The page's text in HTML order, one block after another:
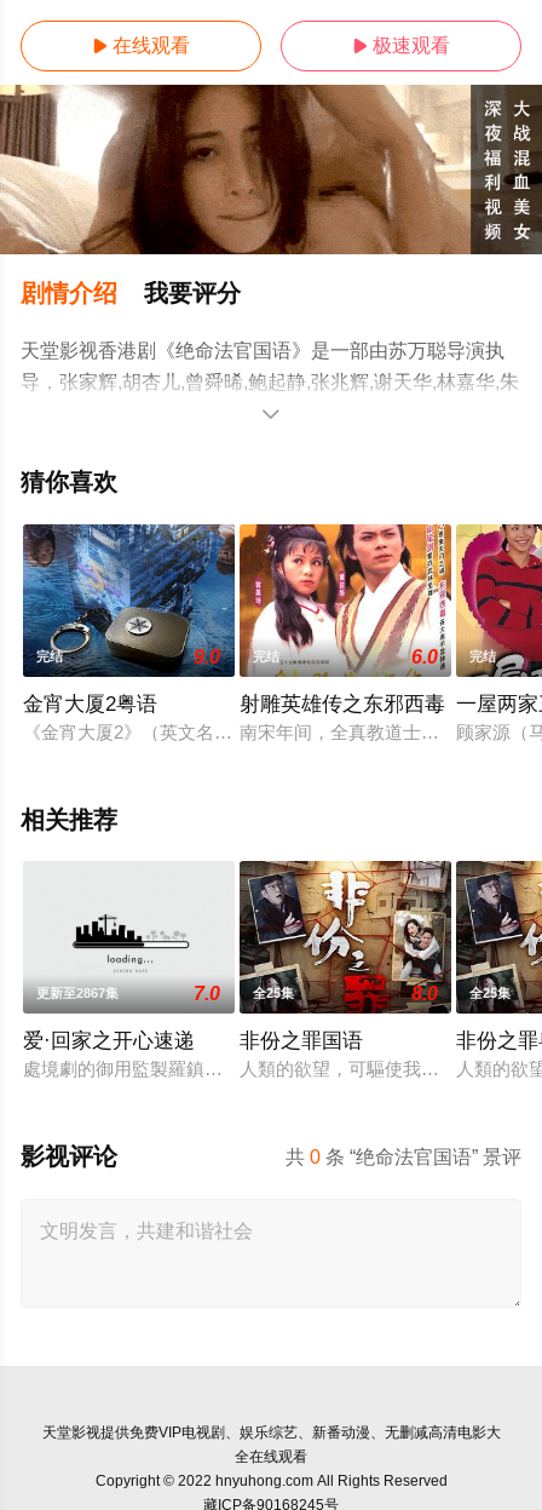
 在线观看  极速观看
剧情介绍 我要评分
天堂影视香港剧《绝命法官国语》是一部由苏万聪导演执
导，张家辉,胡杏儿,曾舜晞,鲍起静,张兆辉,谢天华,林嘉华,朱
栢康,谷祖琳,张国强,蔡思韵,韦罗莎,曾向镇,黄智雯,许绍雄,
局剧情已揭晓（1-20全集），手机免费观看高清未删减完
豆瓣电视剧、电视猫或剧情网等平台了解。

猜你喜欢
完结 9.0
金宵大厦2粤语
《金宵大厦2》（英文名：Barrack O'Karma 2）是香港电视广
完结 6.0
射雕英雄传之东邪西毒
南宋年间，全真教道士丘处机与江南
完结
一屋两
顾家源（
相关推荐
更新至2867集 7.0
爱·回家之开心速递
處境劇的御用監製羅鎮岳已經準備開拍新一套處境劇，暫定叫
全25集 8.0
非份之罪国语
人類的欲望，可驅使我們超越自我，
全25集
非份之
人類的欲
共0 条 “绝命法官国语” 景评
影视评论
天堂影视提供免费VIP电视剧、娱乐综艺、新番动漫、无删减高清电影大
全在线观看
Copyright © 2022 hnyuhong.com All Rights Reserved
藏ICP备90168245号